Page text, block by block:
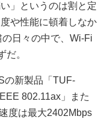
」というのは割と定
や性能に頓着しなか
日々の中で、Wi-Fi
だ。
の新製品「TUF-
802.11ax」また
度は最大2402Mbps